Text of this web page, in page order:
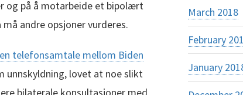
og på å motarbeide et bipolært
andre opsjoner vurderes.
telefonsamtale mellom Biden
unnskyldning, lovet at noe slikt
bilaterale konsultasjoner med
March 2018
February
January